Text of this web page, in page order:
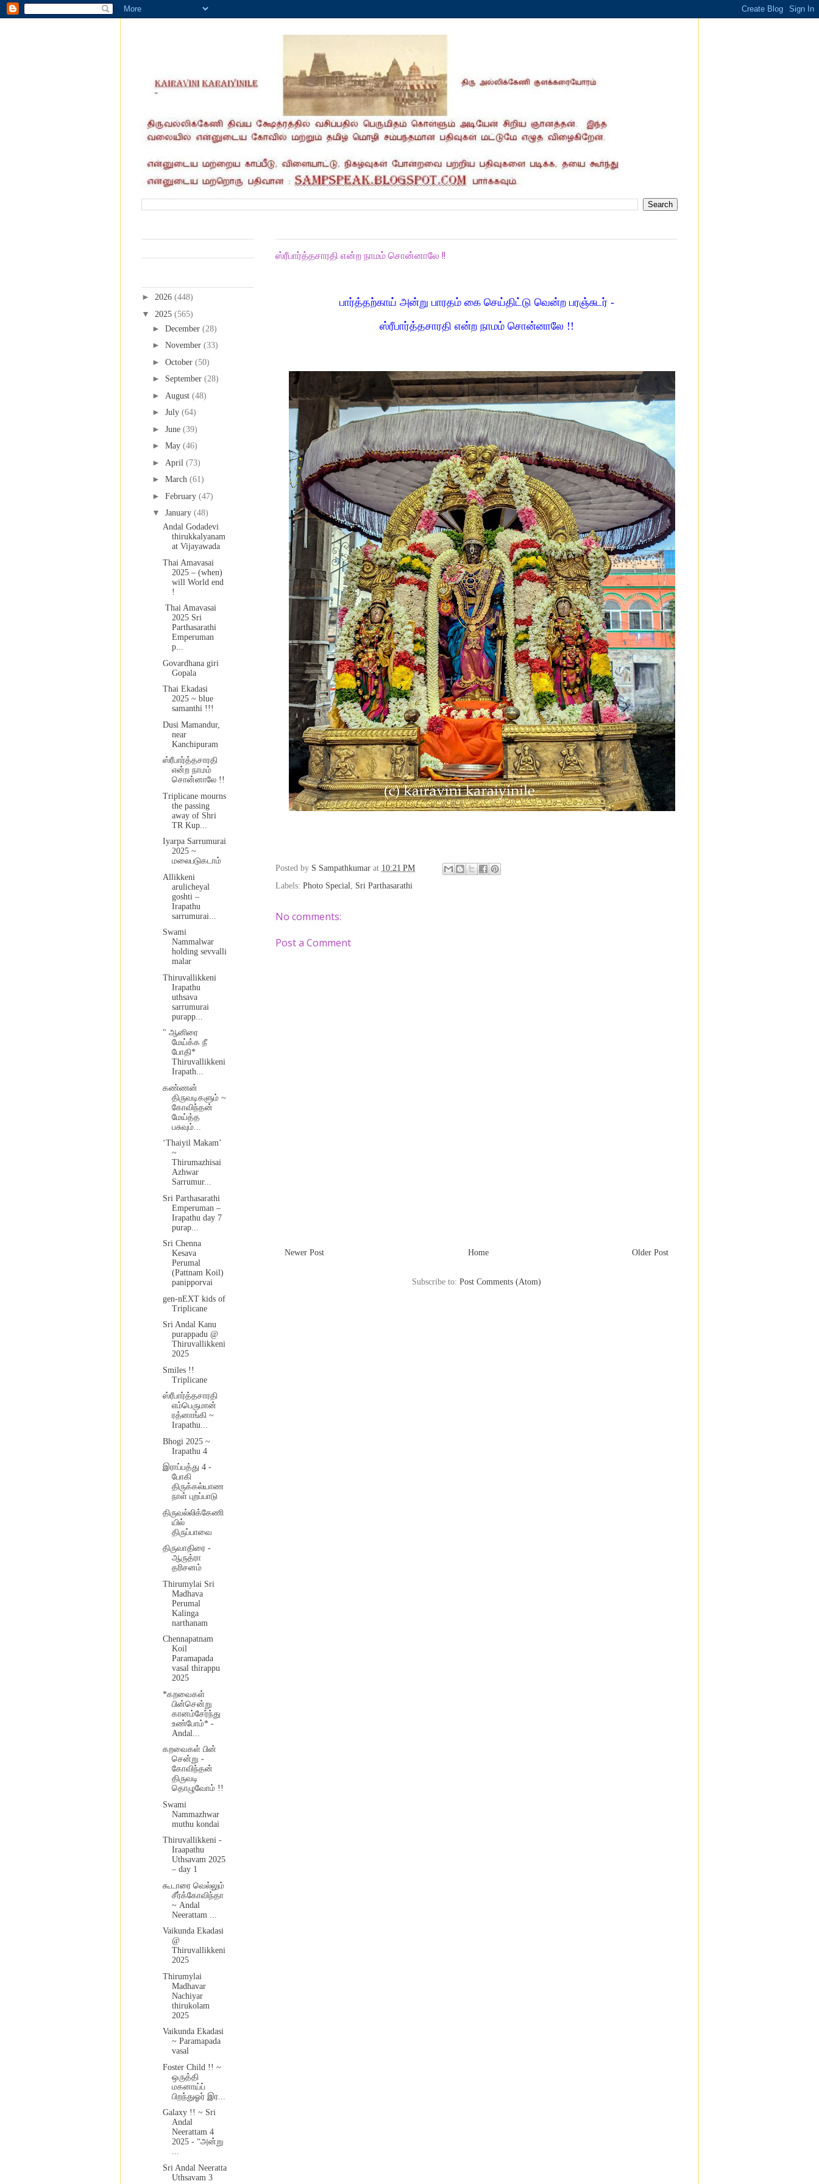
ஸ்ரீபார்த்தசாரதி என்ற நாமம் சொன்னாலே !!
பார்த்தற்காய் அன்று பாரதம் கை செய்திட்டு வென்ற பரஞ்சுடர் -
ஸ்ரீபார்த்தசாரதி என்ற நாமம் சொன்னாலே !!
Posted by S Sampathkumar at 10:21 PM
Labels: Photo Special, Sri Parthasarathi
No comments:
Post a Comment
Newer Post Older Post
Home
Subscribe to: Post Comments (Atom)
► 2026 (448)
▼ 2025 (565)
► December (28)
► November (33)
► October (50)
► September (28)
► August (48)
► July (64)
► June (39)
► May (46)
► April (73)
► March (61)
► February (47)
▼ January (48)
Andal Godadevi
thirukkalyanam
at Vijayawada
Thai Amavasai
2025 – (when)
will World end
!
Thai Amavasai
2025 Sri
Parthasarathi
Emperuman
p...
Govardhana giri
Gopala
Thai Ekadasi
2025 ~ blue
samanthi !!!
Dusi Mamandur,
near
Kanchipuram
ஸ்ரீபார்த்தசாரதி
என்ற நாமம்
சொன்னாலே !!
Triplicane mourns
the passing
away of Shri
TR Kup...
Iyarpa Sarrumurai
2025 ~
மலைபடுகடாம்
Allikkeni
arulicheyal
goshti –
Irapathu
sarrumurai...
Swami
Nammalwar
holding sevvalli
malar
Thiruvallikkeni
Irapathu
uthsava
sarrumurai
purapp...
" ஆனிரை
மேய்க்க நீ
போதி*
Thiruvallikkeni
Irapath...
கண்ணன்
திருவடிகளும் ~
கோவிந்தன்
மேய்த்த
பசுவும்...
‘Thaiyil Makam’
~
Thirumazhisai
Azhwar
Sarrumur...
Sri Parthasarathi
Emperuman –
Irapathu day 7
purap...
Sri Chenna
Kesava
Perumal
(Pattnam Koil)
panipporvai
gen-nEXT kids of
Triplicane
Sri Andal Kanu
purappadu @
Thiruvallikkeni
2025
Smiles !!
Triplicane
ஸ்ரீபார்த்தசாரதி
எம்பெருமான்
ரத்னாங்கி ~
Irapathu...
Bhogi 2025 ~
Irapathu 4
இராப்பத்து 4 -
போகி
திருக்கல்யாண
நாள் புறப்பாடு
திருவல்லிக்கேணி
யில்
திருப்பாவை
திருவாதிரை -
ஆருத்ரா
தரிசனம்
Thirumylai Sri
Madhava
Perumal
Kalinga
narthanam
Chennapatnam
Koil
Paramapada
vasal thirappu
2025
*கறவைகள்
பின்சென்று
கானம்சேர்ந்து
உண்போம்* -
Andal...
கறவைகள் பின்
சென்று -
கோவிந்தன்
திருவடி
தொழுவோம் !!
Swami
Nammazhwar
muthu kondai
Thiruvallikkeni -
Iraapathu
Uthsavam 2025
– day 1
கூடாரை வெல்லும்
சீர்க்கோவிந்தா
~ Andal
Neerattam ...
Vaikunda Ekadasi
@
Thiruvallikkeni
2025
Thirumylai
Madhavar
Nachiyar
thirukolam
2025
Vaikunda Ekadasi
~ Paramapada
vasal
Foster Child !! ~
ஒருத்தி
மகனாய்ப்
பிறந்துஓர் இர...
Galaxy !! ~ Sri
Andal
Neerattam 4
2025 - “அன்று
...
Sri Andal Neeratta
Uthsavam 3